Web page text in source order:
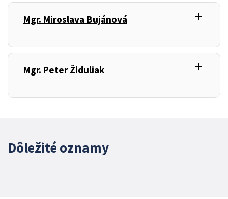
Mgr. Miroslava Bujánová
, add
Mgr. Peter Židuliak
, add
Dôležité oznamy